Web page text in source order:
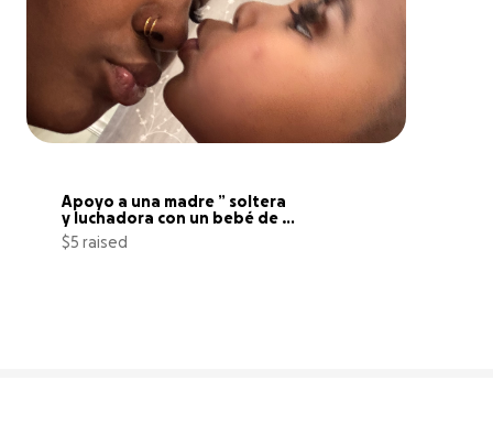
Apoyo a una madre ” soltera
y luchadora con un bebé de 2
año
$5 raised